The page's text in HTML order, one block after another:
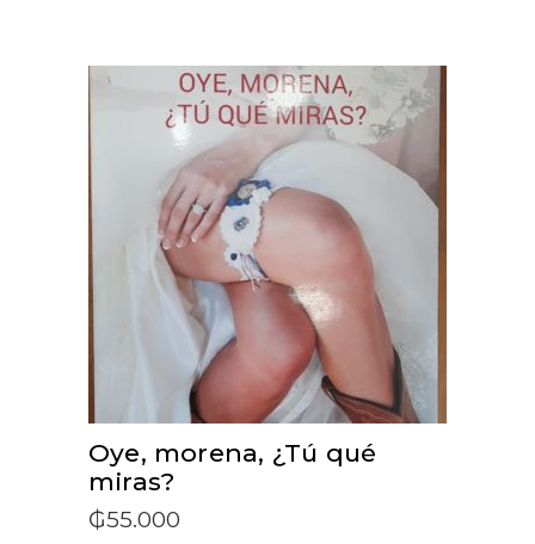
ADD TO CART
Oye, morena, ¿Tú qué
miras?
₲55.000